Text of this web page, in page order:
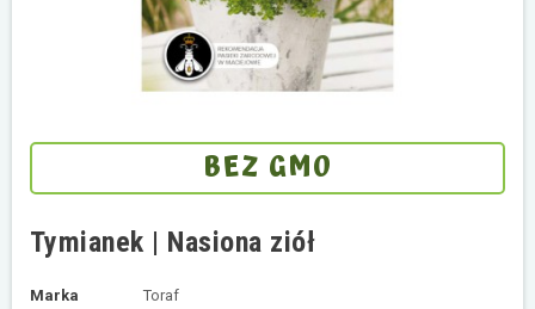
BEZ GMO
Tymianek | Nasiona ziół
Marka
Toraf